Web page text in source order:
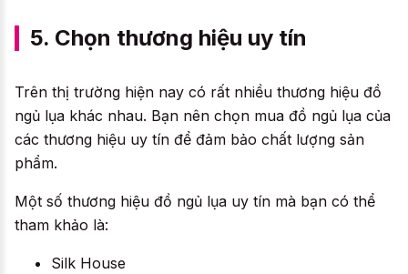
5. Chọn thương hiệu uy tín
Trên thị trường hiện nay có rất nhiều thương hiệu đồ
ngủ lụa khác nhau. Bạn nên chọn mua đồ ngủ lụa của
các thương hiệu uy tín để đảm bảo chất lượng sản
phẩm.
Một số thương hiệu đồ ngủ lụa uy tín mà bạn có thể
tham khảo là:
Silk House